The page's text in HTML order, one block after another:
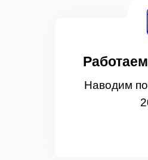
Наводим